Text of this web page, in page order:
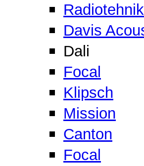
Davis
Dali
Focal
Klipsch
Mission
Canton
Focal